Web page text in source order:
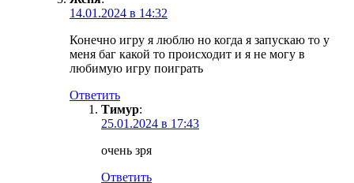
14.01.2024 в 14:32
Конечно игру я люблю но когда я запускаю то у
меня баг какой то происходит и я не могу в
любимую игру поиграть
Ответить
Тимур:
25.01.2024 в 17:43
очень зря
Ответить